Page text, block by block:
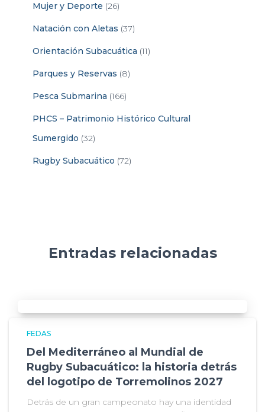
Mujer y Deporte (26)
Natación con Aletas (37)
Orientación Subacuática (11)
Parques y Reservas (8)
Pesca Submarina (166)
PHCS – Patrimonio Histórico Cultural
Sumergido (32)
Rugby Subacuático (72)
Entradas relacionadas
FEDAS
Del Mediterráneo al Mundial de
Rugby Subacuático: la historia detrás
del logotipo de Torremolinos 2027
Detrás de un gran campeonato hay una identidad